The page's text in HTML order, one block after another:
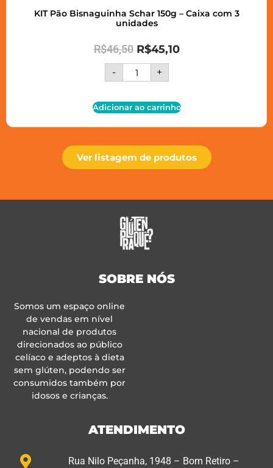
KIT Pão Bisnaguinha Schar 150g – Caixa com 3
unidades
R$46,50 R$45,10
- +
Adicionar ao carrinho
Ver listagem de produtos
SOBRE NÓS
Somos um espaço online
de vendas em nível
nacional de produtos
direcionados ao público
celíaco e adeptos à dieta
sem glúten, podendo ser
consumidos também por
idosos e crianças.
ATENDIMENTO
Rua Nilo Peçanha, 1948 – Bom Retiro –